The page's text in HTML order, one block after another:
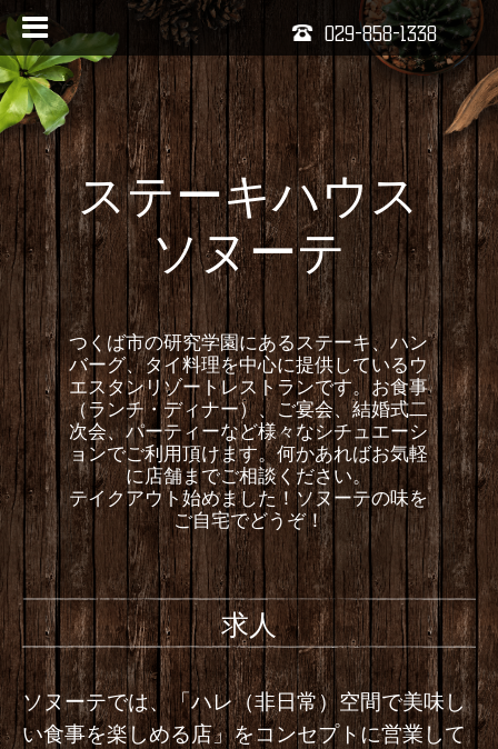
029-858-1338
ステーキハウス
ソヌーテ
つくば市の研究学園にあるステーキ、ハン
バーグ、タイ料理を中心に提供しているウ
エスタンリゾートレストランです。お食事
（ランチ・ディナー）、ご宴会、結婚式二
次会、パーティーなど様々なシチュエーシ
ョンでご利用頂けます。何かあればお気軽
に店舗までご相談ください。
テイクアウト始めました！ソヌーテの味を
ご自宅でどうぞ！
求人
ソヌーテでは、「ハレ（非日常）空間で美味し
い食事を楽しめる店」をコンセプトに営業して